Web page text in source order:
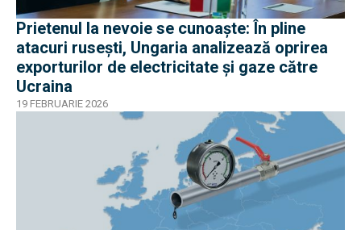
Prietenul la nevoie se cunoaște: În pline
atacuri rusești, Ungaria analizează oprirea
exporturilor de electricitate şi gaze către
Ucraina
19 FEBRUARIE 2026